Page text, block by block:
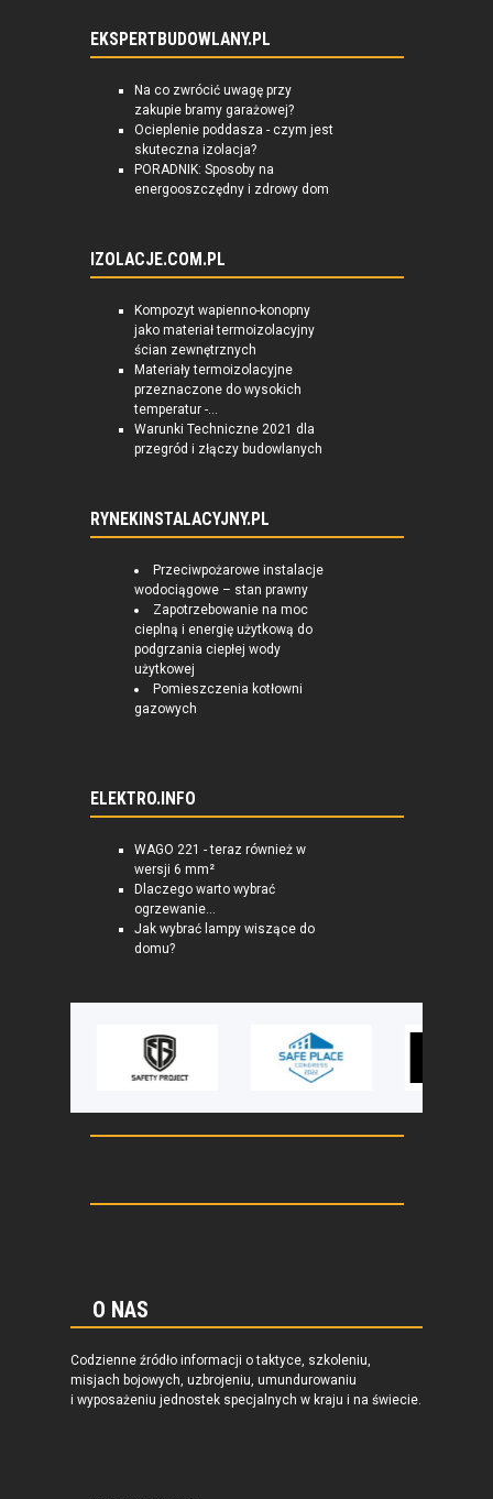
EKSPERTBUDOWLANY.PL
Na co zwrócić uwagę przy
zakupie bramy garażowej?
Ocieplenie poddasza - czym jest
skuteczna izolacja?
PORADNIK: Sposoby na
energooszczędny i zdrowy dom
IZOLACJE.COM.PL
Kompozyt wapienno-konopny
jako materiał termoizolacyjny
ścian zewnętrznych
Materiały termoizolacyjne
przeznaczone do wysokich
temperatur -...
Warunki Techniczne 2021 dla
przegród i złączy budowlanych
RYNEKINSTALACYJNY.PL
Przeciwpożarowe instalacje
wodociągowe – stan prawny
Zapotrzebowanie na moc
cieplną i energię użytkową do
podgrzania ciepłej wody
użytkowej
Pomieszczenia kotłowni
gazowych
ELEKTRO.INFO
WAGO 221 - teraz również w
wersji 6 mm²
Dlaczego warto wybrać
ogrzewanie...
Jak wybrać lampy wiszące do
domu?
O NAS
Codzienne źródło informacji o taktyce, szkoleniu,
misjach bojowych, uzbrojeniu, umundurowaniu
i wyposażeniu jednostek specjalnych w kraju i na świecie.